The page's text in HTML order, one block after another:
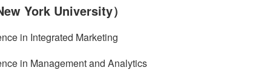
York University）
in Integrated Marketing
in Management and Analytics